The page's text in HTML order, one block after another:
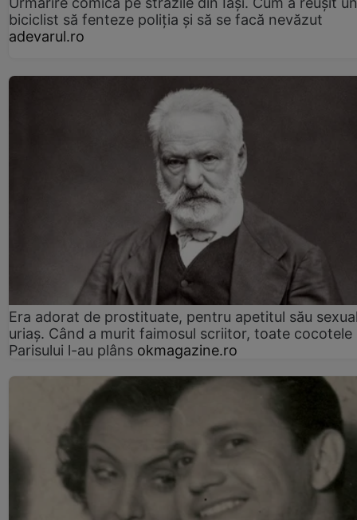
biciclist să fenteze poliția și să se facă nevăzut
adevarul.ro
Era adorat de prostituate, pentru apetitul său
uriaș. Când a murit faimosul scriitor, toate cocotele
Parisului l-au plâns okmagazine.ro